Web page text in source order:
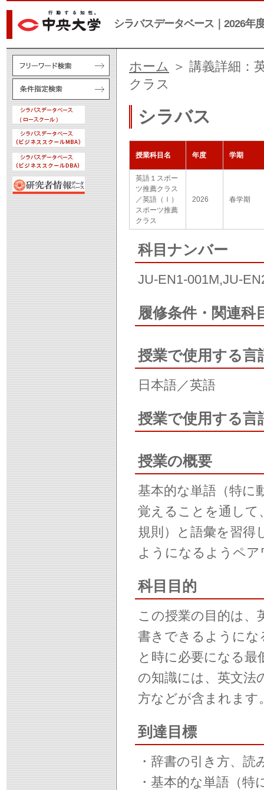
シラバスデータベース｜2026年
ホーム ＞ 講義詳細：
クラス
シラバス
授業科目名 年度 学期
英語１スポー
ツ推薦クラス
／英語（Ⅰ）
スポーツ推薦
クラス
2026 春学期
科目ナンバー
JU-EN1-001M,JU-
履修条件・関連科
授業で使用する言
日本語／英語
授業で使用する言
授業の概要
基本的な単語（特に
覚えることを通して
規則）と語彙を習得
ようになるようペ
科目目的
この授業の目的は、
書きできるようにな
と時に必要になる
の知識には、英文法
方などが含まれます
到達目標
・辞書の引き方、読
・基本的な単語（